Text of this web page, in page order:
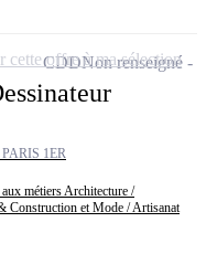
1ER
métiers Architecture /
Construction et Mode / Artisanat
CDDNon renseigné
cette offre à ma sélection